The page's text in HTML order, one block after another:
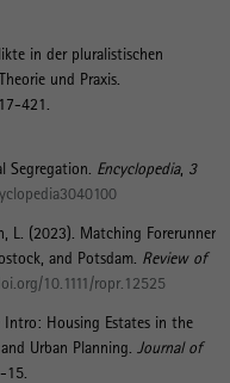
in der pluralistischen
und Praxis
421.
Segregation Encyclopedia, 3
L. (2023). Matching Forerunner
and Potsdam Review of
10.1111/ropr.12525
Intro: Housing Estates in the
Urban Planning
Journal of
15.